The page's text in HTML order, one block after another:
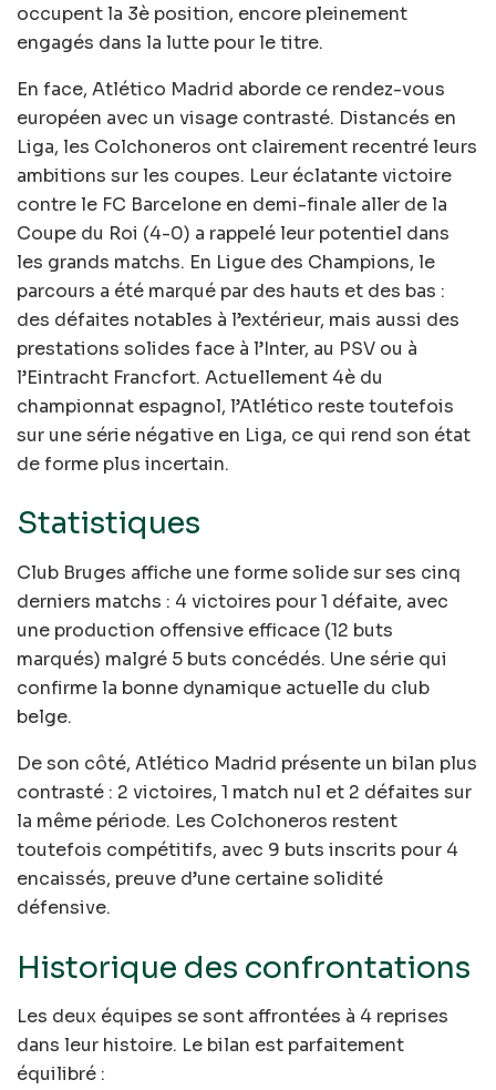
occupent la 3è position, encore pleinement
engagés dans la lutte pour le titre.
En face, Atlético Madrid aborde ce rendez-vous
européen avec un visage contrasté. Distancés en
Liga, les Colchoneros ont clairement recentré leurs
ambitions sur les coupes. Leur éclatante victoire
contre le FC Barcelone en demi-finale aller de la
Coupe du Roi (4-0) a rappelé leur potentiel dans
les grands matchs. En Ligue des Champions, le
parcours a été marqué par des hauts et des bas :
des défaites notables à l’extérieur, mais aussi des
prestations solides face à l’Inter, au PSV ou à
l’Eintracht Francfort. Actuellement 4è du
championnat espagnol, l’Atlético reste toutefois
sur une série négative en Liga, ce qui rend son état
de forme plus incertain.
Statistiques
Club Bruges affiche une forme solide sur ses cinq
derniers matchs : 4 victoires pour 1 défaite, avec
une production offensive efficace (12 buts
marqués) malgré 5 buts concédés. Une série qui
confirme la bonne dynamique actuelle du club
belge.
De son côté, Atlético Madrid présente un bilan plus
contrasté : 2 victoires, 1 match nul et 2 défaites sur
la même période. Les Colchoneros restent
toutefois compétitifs, avec 9 buts inscrits pour 4
encaissés, preuve d’une certaine solidité
défensive.
Historique des confrontations
Les deux équipes se sont affrontées à 4 reprises
dans leur histoire. Le bilan est parfaitement
équilibré :